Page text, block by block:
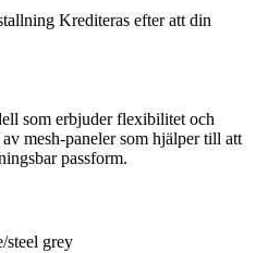
Krediteras efter att din
som erbjuder flexibilitet och
mesh-paneler som hjälper till att
passform.
steel grey